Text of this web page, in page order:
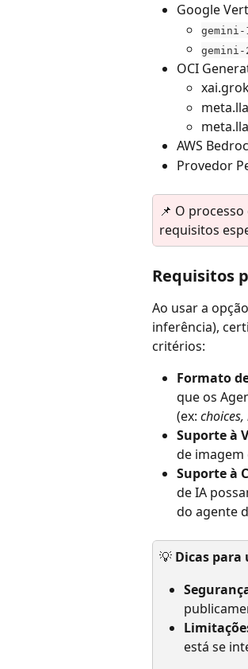
Google
OCI
AWS
Provedor
📌 O
requisitos
Requisitos
Ao usar a
inferência),
critérios:
Formato
que os
(ex:
Suporte à
de imagem
Suporte à
de IA
do agente
💡 Dicas para
está se